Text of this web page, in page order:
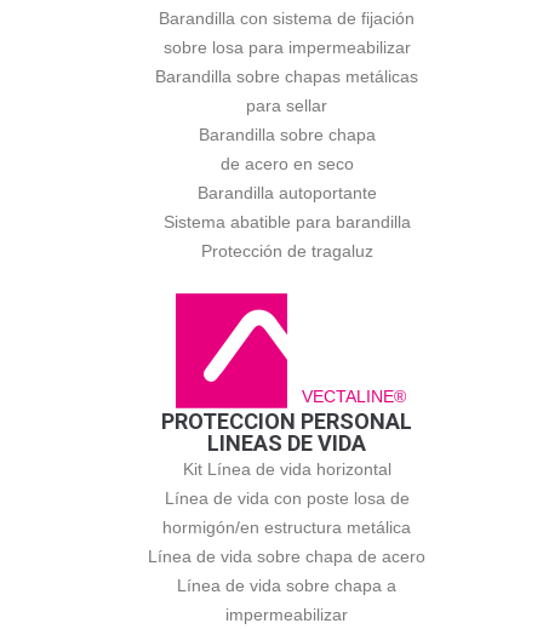
Barandilla con sistema de fijación
sobre losa para impermeabilizar
Barandilla sobre chapas metálicas
para sellar
Barandilla sobre chapa
de acero en seco
Barandilla autoportante
Sistema abatible para barandilla
Protección de tragaluz
VECTALINE®
PROTECCION PERSONAL
LINEAS DE VIDA
Kit Línea de vida horizontal
Línea de vida con poste losa de
hormigón/en estructura metálica
Línea de vida sobre chapa de acero
Línea de vida sobre chapa a
impermeabilizar